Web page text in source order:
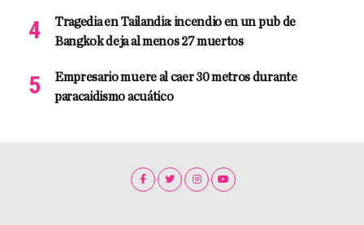
Tragedia en Tailandia: incendio en un pub de
Bangkok deja al menos 27 muertos
Empresario muere al caer 30 metros durante
paracaidismo acuático